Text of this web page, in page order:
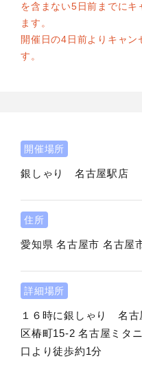
を含まない5日前までにキ
ます。
開催日の4日前よりキャン
す。
開催場所
銀しゃり 名古屋駅店
住所
愛知県 名古屋市 名古屋
詳細場所
１６時に銀しゃり 名古
区椿町15-2 名古屋ミタ
口より徒歩約1分